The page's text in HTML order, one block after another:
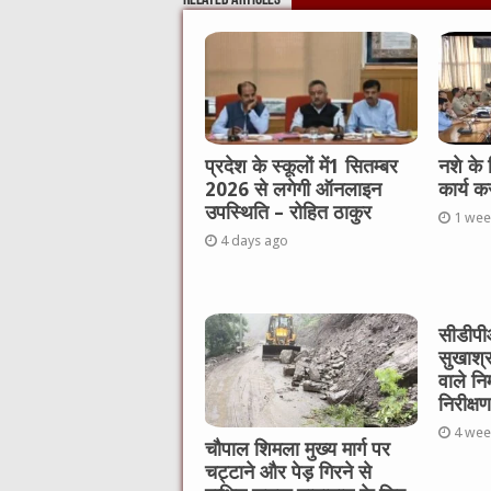
प्रदेश के स्कूलों में1 सितम्बर
2026 से लगेगी ऑनलाइन
उपस्थिति – रोहित ठाकुर
4 days ago
नशे के
कार्य
1
चौपाल शिमला मुख्य मार्ग पर
चट्टाने और पेड़ गिरने से
वाले
निरीक्षण
4